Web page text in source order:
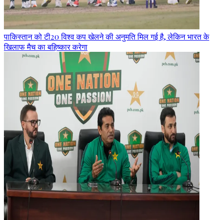
पाकिस्तान को टी20 विश्व कप खेलने की अनुमति मिल गई है, लेकिन भारत के
खिलाफ मैच का बहिष्कार करेगा